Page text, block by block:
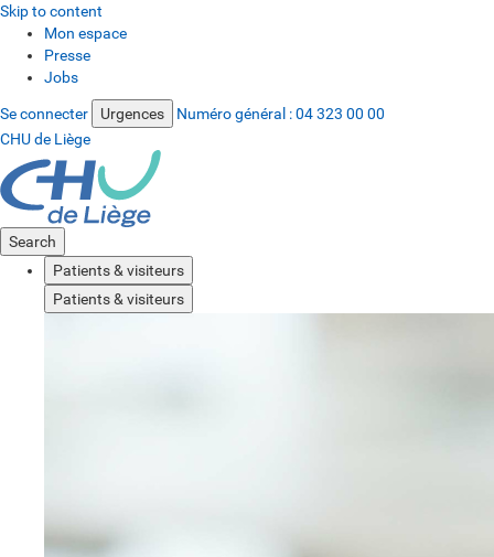
Skip to content
Mon espace
Presse
Jobs
Se connecter Urgences Numéro général :04 323 00 00
CHU de Liège
Search
Patients & visiteurs
Patients & visiteurs